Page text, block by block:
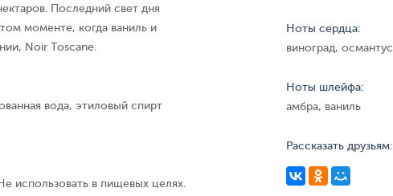
Последний свет дня
моменте, когда ваниль и
Noir Toscane.
вода, этиловый спирт
использовать в пищевых целях.
Ноты сердца:
виноград, османтус
Ноты шлейфа:
амбра, ваниль
Рассказать друзьям: